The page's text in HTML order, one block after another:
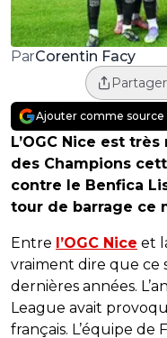
ParCorentin Facy
Ajouter comme source
L’OGC Nice est
des Champions
contre le Benfica
tour de barrage ce
Entre l’OGC Nice et
vraiment dire que ce
dernières années.
League avait
français. L’équipe